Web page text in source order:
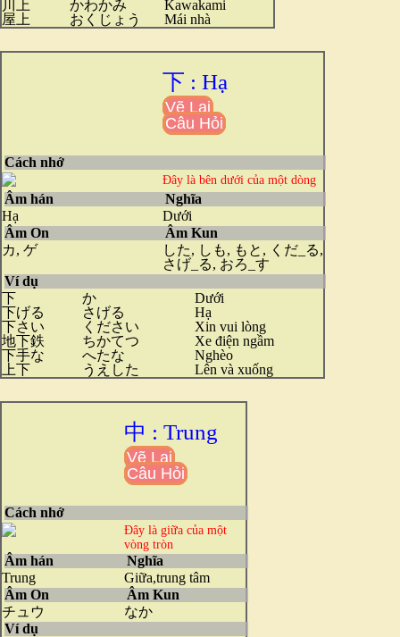
川上
かわかみ
Kawakami
屋上
おくじょう Mái nhà
下 : Hạ
Vẽ Lại
Câu Hỏi
Cách nhớ
Đây là bên dưới của một dòng
Âm hán
Hạ
Nghĩa
Dưới
Âm On
カ, ゲ
Âm Kun
した, しも, もと, くだ_る,
さげ_る, おろ_す
Ví dụ
下
か
Dưới
下げる
さげる
Hạ
下さい
ください
Xin vui lòng
地下鉄
ちかてつ
Xe điện ngầm
下手な
へたな
Nghèo
上下
うえした Lên và xuống
中 : Trung
Vẽ Lại
Câu Hỏi
Cách nhớ
Đây là giữa của một
vòng tròn
Âm hán
Trung
Nghĩa
Giữa,trung tâm
Âm On
チュウ
Âm Kun
なか
Ví dụ